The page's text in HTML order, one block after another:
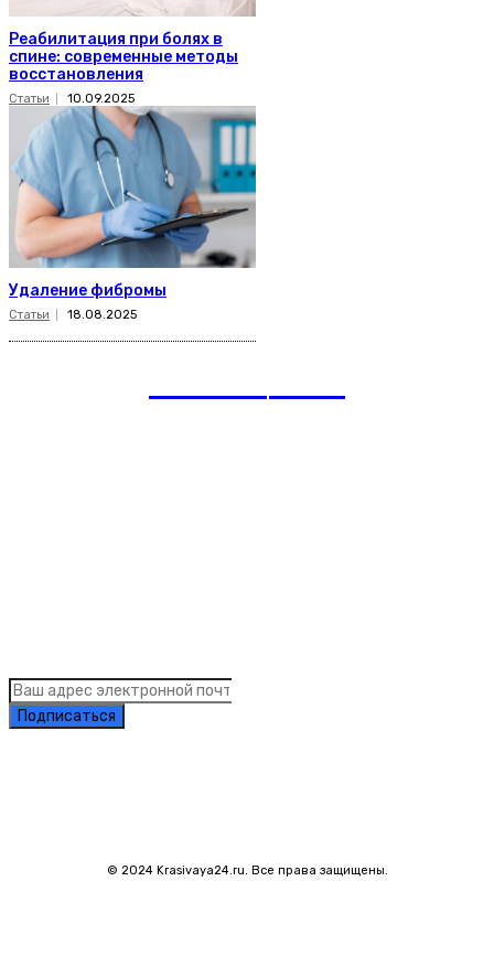
Реабилитация при болях в
спине: современные методы
восстановления
Статьи 10.09.2025
Удаление фибромы
Статьи 18.08.2025
Подписаться
© 2024 Krasivaya24.ru. Все права защищены.